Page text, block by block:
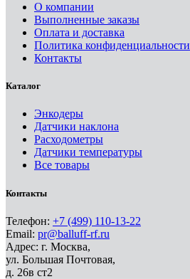
О компании
Выполненные заказы
Оплата и доставка
Политика конфиденциальности
Контакты
Каталог
Энкодеры
Датчики наклона
Расходометры
Датчики температуры
Все товары
Контакты
Телефон: +7 (499) 110-13-22
Email: pr@balluff-rf.ru
Адрес: г. Москва,
ул. Большая Почтовая,
д. 26в ст2